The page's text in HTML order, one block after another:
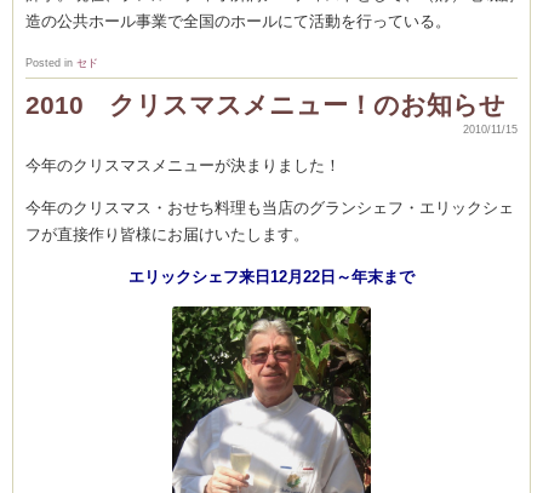
造の公共ホール事業で全国のホールにて活動を行っている。
Posted in セド
2010 クリスマスメニュー！のお知らせ
2010/11/15
今年のクリスマスメニューが決まりました！
今年のクリスマス・おせち料理も当店のグランシェフ・エリックシェ
フが直接作り皆様にお届けいたします。
エリックシェフ来日12月22日～年末まで